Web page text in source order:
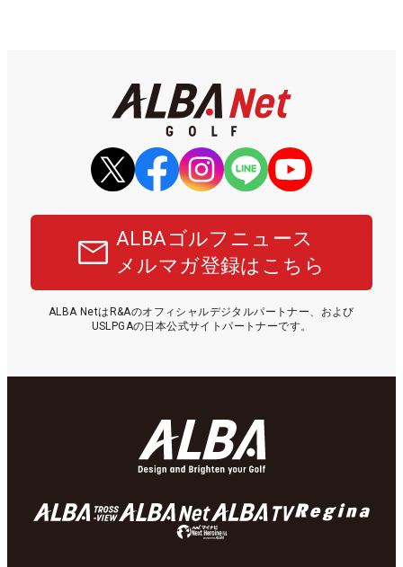
ALBAゴルフニュース
メルマガ登録はこちら
ALBA NetはR&Aのオフィシャルデジタルパートナー、および
USLPGAの日本公式サイトパートナーです。